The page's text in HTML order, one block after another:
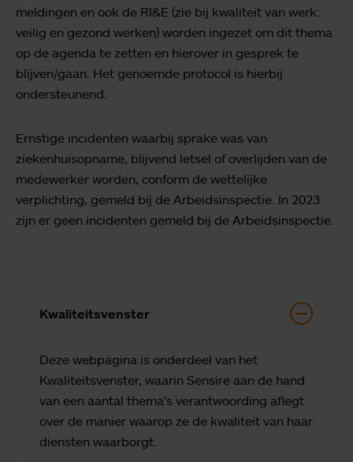
meldingen en ook de RI&E (zie bij kwaliteit van werk:
veilig en gezond werken) worden ingezet om dit thema
op de agenda te zetten en hierover in gesprek te
blijven/gaan. Het genoemde protocol is hierbij
ondersteunend.
Ernstige incidenten waarbij sprake was van
ziekenhuisopname, blijvend letsel of overlijden van de
medewerker worden, conform de wettelijke
verplichting, gemeld bij de Arbeidsinspectie. In 2023
zijn er geen incidenten gemeld bij de Arbeidsinspectie.
Kwaliteitsvenster
Deze webpagina is onderdeel van het
Kwaliteitsvenster, waarin Sensire aan de hand
van een aantal thema’s verantwoording aflegt
over de manier waarop ze de kwaliteit van haar
diensten waarborgt.